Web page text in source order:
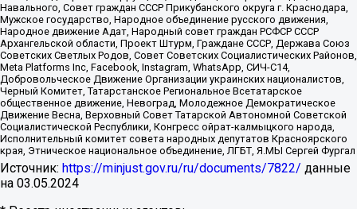
Навального, Совет граждан СССР Прикубанского округа г. Краснодара,
Мужское государство, Народное объединение русского движения,
Народное движение Адат, Народный совет граждан РСФСР СССР
Архангельской области, Проект Штурм, Граждане СССР, Держава Союз
Советских Светлых Родов, Совет Советских Социалистических Районов,
Meta Platforms Inc, Facebook, Instagram, WhatsApp, СИЧ-С14,
Добровольческое Движение Организации украинских националистов,
Черный Комитет, Татарстанское Региональное Всетатарское
общественное движение, Невоград, Молодежное Демократическое
Движение Весна, Верховный Совет Татарской Автономной Советской
Социалистической Республики, Конгресс ойрат-калмыцкого народа,
Исполнительный комитет совета народных депутатов Красноярского
края, Этническое национальное объединение, ЛГБТ, Я.МЫ Сергей Фургал
Источник: https://minjust.gov.ru/ru/documents/7822/ данные
на 03.05.2024